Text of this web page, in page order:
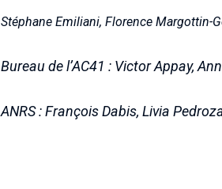
Stéphane Emiliani, Florence Margottin-
Bureau de l’AC41 : Victor Appay,
ANRS : François Dabis, Livia